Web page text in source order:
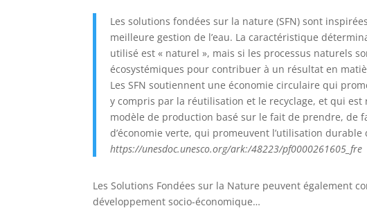
Les solutions fondées sur la nature (SFN) sont
meilleure gestion de l’eau. La caractéristique
utilisé est « naturel », mais si les processus naturels
écosystémiques pour contribuer à un résultat en
Les SFN soutiennent une économie circulaire qui
y compris par la réutilisation et le recyclage, et qui
modèle de production basé sur le fait de prendre, de
d’économie verte, qui promeuvent l’utilisation
https://unesdoc.unesco.org/ark:/48223/pf0000261605_fre
Les Solutions Fondées sur la Nature peuvent également
développement socio-économique…